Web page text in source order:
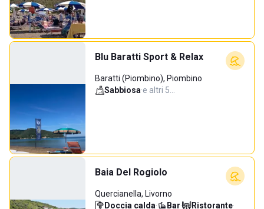
Blu Baratti Sport & Relax
Baratti (Piombino), Piombino
Sabbiosa·e altri 5…
Baia Del Rogiolo
Quercianella, Livorno
Doccia calda· Bar· Ristorante·